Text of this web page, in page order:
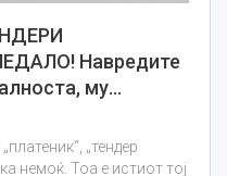
Наврeдите
му…
„тендер
немоќ. Тоа е истиот тој